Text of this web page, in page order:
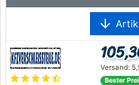
arrow_downward
starstarstarstarstar_half
Versand:
Bester